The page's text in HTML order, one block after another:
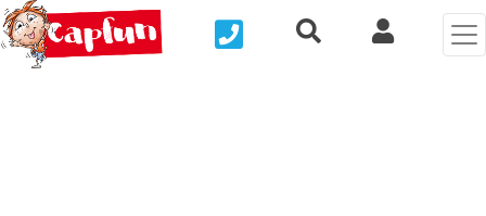
Nous contacterRecherche rapide
Mi